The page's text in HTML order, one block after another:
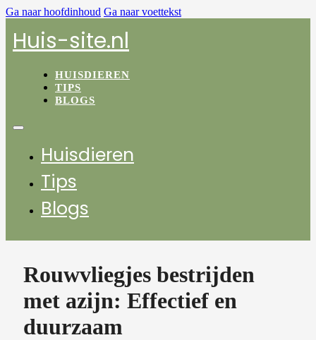
Ga naar hoofdinhoud Ga naar voettekst
Huis-site.nl
HUISDIEREN
TIPS
BLOGS
Huisdieren
Tips
Blogs
Rouwvliegjes bestrijden
met azijn: Effectief en
duurzaam